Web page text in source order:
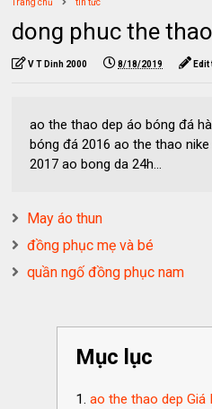
Trang chủ tin tức
dong phuc the
V T Dinh 2000 8/18/2019
ao the thao dep áo bóng đá
bóng đá 2016 ao the thao
2017 ao bong da 24h...
May áo thun
đồng phục mẹ và bé
quần ngố đồng phục nam
Mục lục
ao the thao dep Giá